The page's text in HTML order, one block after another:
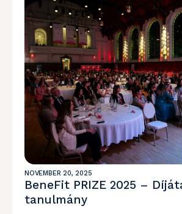
NOVEMBER 20, 2025
BeneFit PRIZE 2025 –
tanulmány